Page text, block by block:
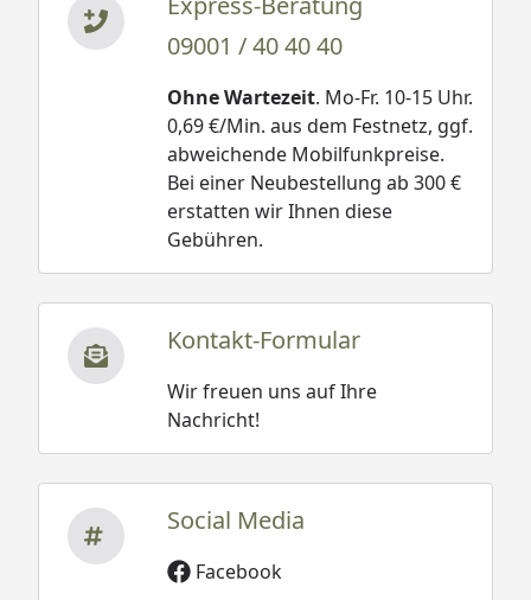
09001 / 40 40 40
Ohne Wartezeit. Mo-Fr. 10-15 Uhr.
0,69 €/Min. aus dem Festnetz, ggf.
abweichende Mobilfunkpreise.
Bei einer Neubestellung ab 300 €
erstatten wir Ihnen diese
Gebühren.
Kontakt-Formular
Wir freuen uns auf Ihre
Nachricht!
Social Media
Facebook